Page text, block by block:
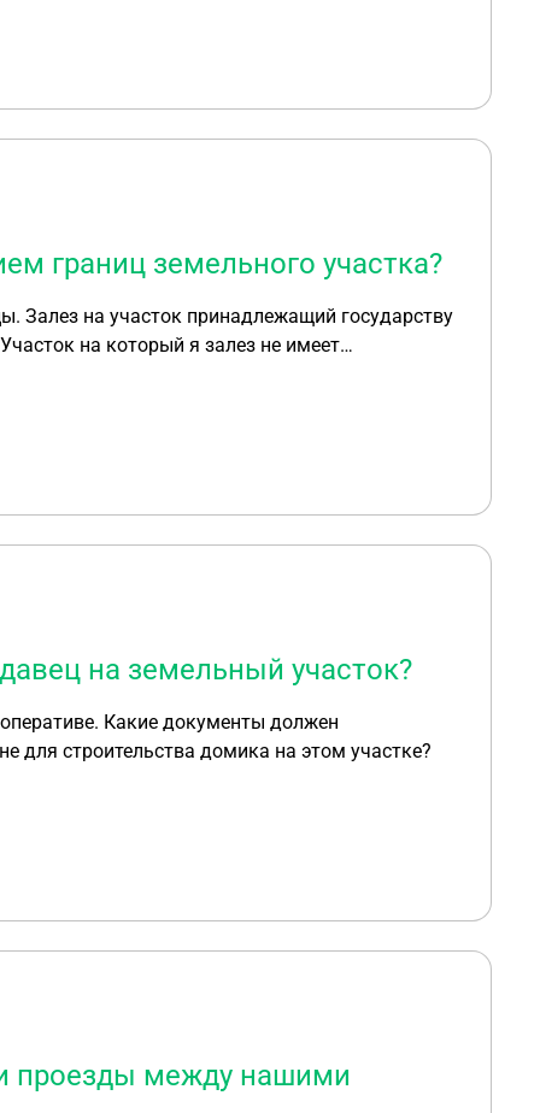
границ земельного участка?
Залез на участок принадлежащий государству
на который я залез не имеет
на земельный участок?
Какие документы должен
для строительства домика на этом участке?
проезды между нашими